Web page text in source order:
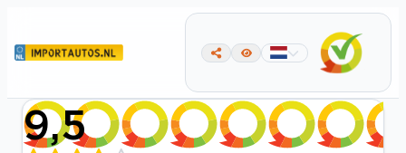
9,5